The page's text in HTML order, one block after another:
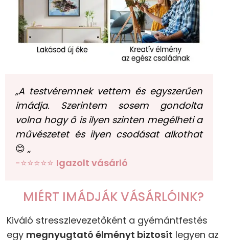
„A testvéremnek vettem és egyszerűen
imádja. Szerintem sosem gondolta
volna hogy ő is ilyen szinten megélheti a
művészetet és ilyen csodásat alkothat
😊 „
-⭐⭐⭐⭐⭐ Igazolt vásárló
MIÉRT IMÁDJÁK VÁSÁRLÓINK?
Kiváló stresszlevezetőként a gyémántfestés
egy megnyugtató élményt biztosít legyen az